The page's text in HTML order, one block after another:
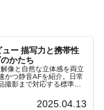
ー 描写力と携帯性
かたち
像と自然な立体感を両立
かつ静音AFを紹介。日常
撮影まで対応する標準単
2025.04.13